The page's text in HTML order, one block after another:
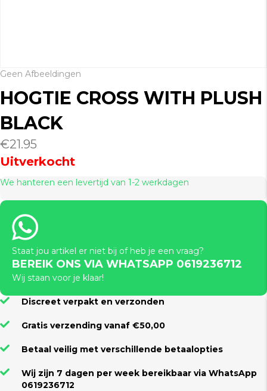
Geen Afbeeldingen
HOGTIE CROSS WITH PLUSH
BLACK
€21.95
Uitverkocht
We hanteren een levertijd van 1-2 werkdagen
Staat jou artikel er niet bij of heb je een vraag?
BEREIK ONS VIA WHATSAPP 0619236712
Wij staan voor je klaar!
Discreet verpakt en verzonden
Gratis verzending vanaf €50,00
Betaal veilig met verschillende betaalopties
Wij zijn 7 dagen per week bereikbaar via WhatsApp
0619236712